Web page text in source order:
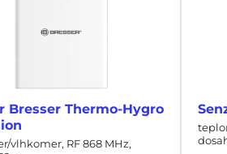
Bresser Thermo-Hygro
vlhkomer, RF 868 MHz,